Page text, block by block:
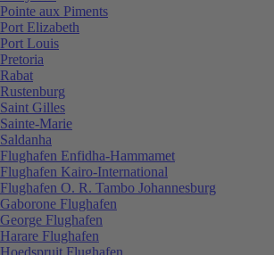
Pointe aux Piments
Port Elizabeth
Port Louis
Pretoria
Rabat
Rustenburg
Saint Gilles
Sainte-Marie
Saldanha
Flughafen Enfidha-Hammamet
Flughafen Kairo-International
Flughafen O. R. Tambo Johannesburg
Gaborone Flughafen
George Flughafen
Harare Flughafen
Hoedspruit Flughafen